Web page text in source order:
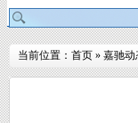
当前位置： 首页 » 嘉驰动